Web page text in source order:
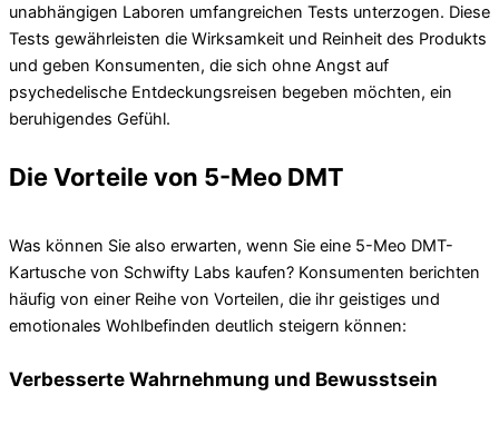
unabhängigen Laboren umfangreichen Tests unterzogen. Diese
Tests gewährleisten die Wirksamkeit und Reinheit des Produkts
und geben Konsumenten, die sich ohne Angst auf
psychedelische Entdeckungsreisen begeben möchten, ein
beruhigendes Gefühl.
Die Vorteile von 5-Meo DMT
Was können Sie also erwarten, wenn Sie eine 5-Meo DMT-
Kartusche von Schwifty Labs kaufen? Konsumenten berichten
häufig von einer Reihe von Vorteilen, die ihr geistiges und
emotionales Wohlbefinden deutlich steigern können:
Verbesserte Wahrnehmung und Bewusstsein